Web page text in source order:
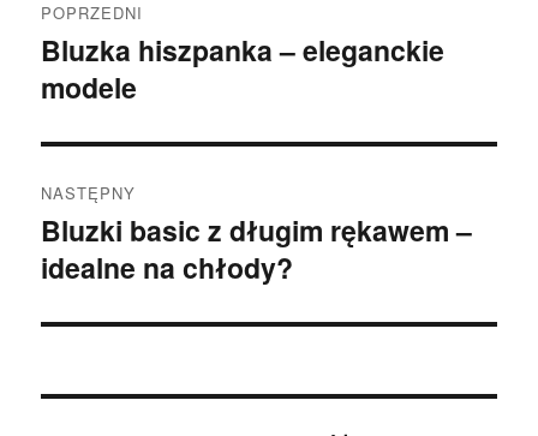
wpisu
POPRZEDNI
Poprzedni
wpis:
Bluzka hiszpanka – eleganckie
modele
NASTĘPNY
Następny
wpis:
Bluzki basic z długim rękawem –
idealne na chłody?